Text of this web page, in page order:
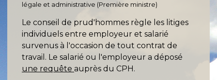
légale et administrative (Première ministre)
Le conseil de prud'hommes règle les litiges
individuels entre employeur et salarié
survenus à l'occasion de tout contrat de
travail. Le salarié ou l'employeur a déposé
une requête auprès du CPH.